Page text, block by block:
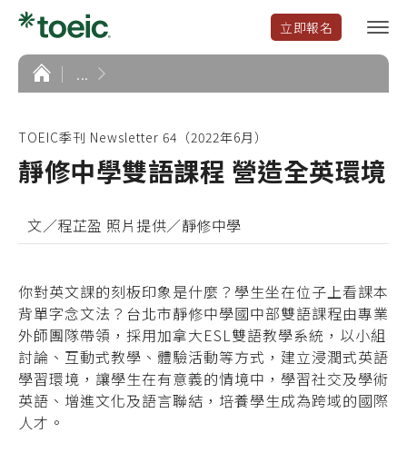
立即報名
選
單
首
頁
...
TOEIC季刊 Newsletter 64（2022年6月）
靜修中學雙語課程 營造全英環境
文／程芷盈 照片提供／靜修中學
你對英文課的刻板印象是什麼？學生坐在位子上看課本
背單字念文法？台北市靜修中學國中部雙語課程由專業
外師團隊帶領，採用加拿大ESL雙語教學系統，以小組
討論、互動式教學、體驗活動等方式，建立浸潤式英語
學習環境，讓學生在有意義的情境中，學習社交及學術
英語、增進文化及語言聯結，培養學生成為跨域的國際
人才。